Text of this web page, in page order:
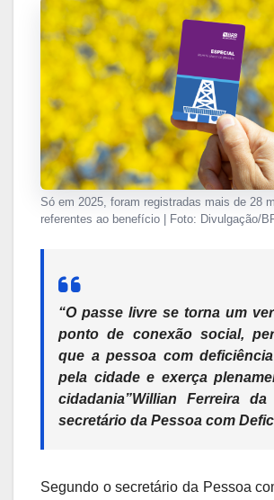
Só em 2025, foram registradas mais de 28
referentes ao benefício | Foto: Divulgação/
“O passe livre se torna um
ponto de conexão social,
que a pessoa com
pela cidade e exerça
cidadania”Willian Ferreira da
secretário da Pessoa com
Segundo o secretário da Pessoa